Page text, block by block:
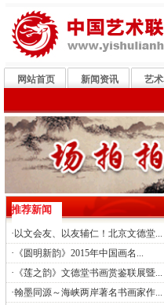
网站首页 新闻资讯 艺
推荐新闻
· 以文会友、以友辅仁！北京文德堂...
· 《圆明新韵》2015年中国画名...
· 《莲之韵》文德堂书画赏鉴联展暨...
·翰墨同源～海峡两岸著名书画家作...